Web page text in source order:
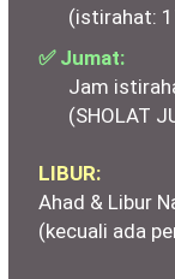
(istirahat:
✅ Jumat:
Jam
(SHOLAT
LIBUR:
Ahad & Libur
(kecuali ada